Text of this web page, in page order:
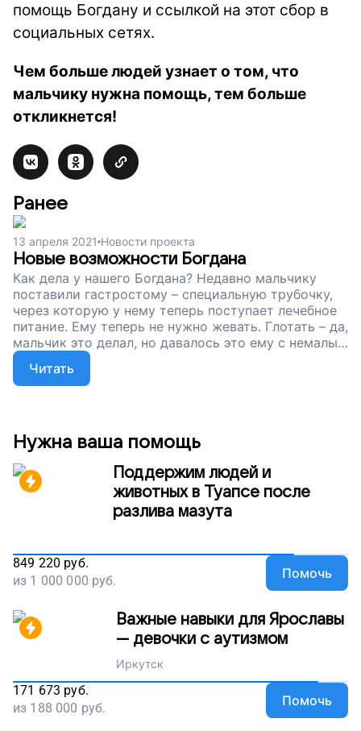
помощь Богдану и ссылкой на этот сбор в
социальных сетях.
Чем больше людей узнает о том, что
мальчику нужна помощь, тем больше
откликнется!
Ранее
13 апреля 2021 Новости проекта
Новые возможности Богдана
Как дела у нашего Богдана? Недавно мальчику
поставили гастростому – специальную трубочку,
через которую у нему теперь поступает лечебное
питание. Ему теперь не нужно жевать. Глотать – да,
мальчик это делал, но давалось это ему с немалым
трудом и порой приводило к осложнениям...
Читать
Нужна ваша помощь
Поддержим людей и
животных в Туапсе после
разлива мазута
849 220 руб.
из 1 000 000 руб. Помочь
Важные навыки для Ярославы
— девочки с аутизмом
Иркутск
171 673 руб.
из 188 000 руб. Помочь